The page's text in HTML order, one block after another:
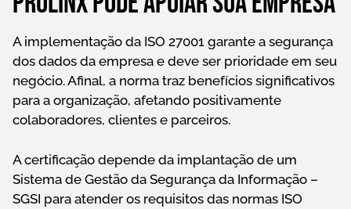
A implementação da ISO 27001 garante a segurança
dos dados da empresa e deve ser prioridade em seu
negócio. Afinal, a norma traz benefícios significativos
para a organização, afetando positivamente
colaboradores, clientes e parceiros.
A certificação depende da implantação de um
Sistema de Gestão da Segurança da Informação –
SGSI para atender os requisitos das normas ISO